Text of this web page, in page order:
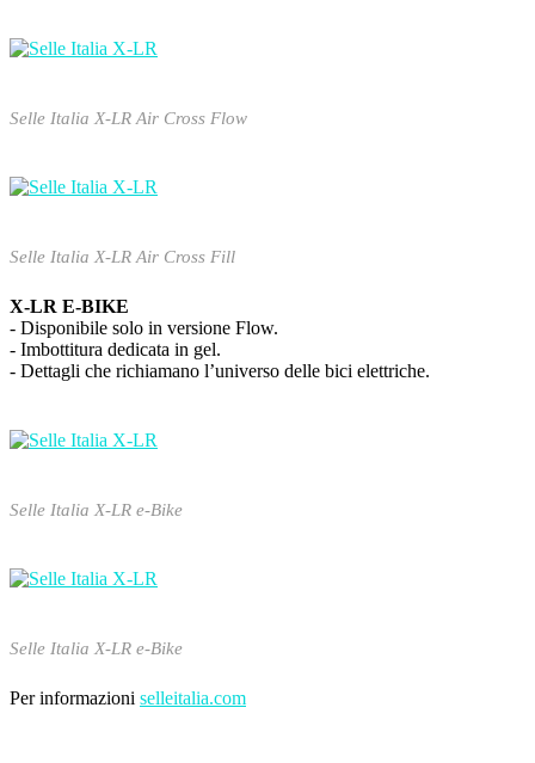
Selle Italia X-LR Air Cross Flow
Selle Italia X-LR Air Cross Fill
X-LR E-BIKE
- Disponibile solo in versione Flow.
- Imbottitura dedicata in gel.
- Dettagli che richiamano l’universo delle bici elettriche.
Selle Italia X-LR e-Bike
Selle Italia X-LR e-Bike
Per informazioni selleitalia.com